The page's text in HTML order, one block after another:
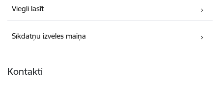
Viegli lasīt
Sīkdatņu izvēles maiņa
Kontakti